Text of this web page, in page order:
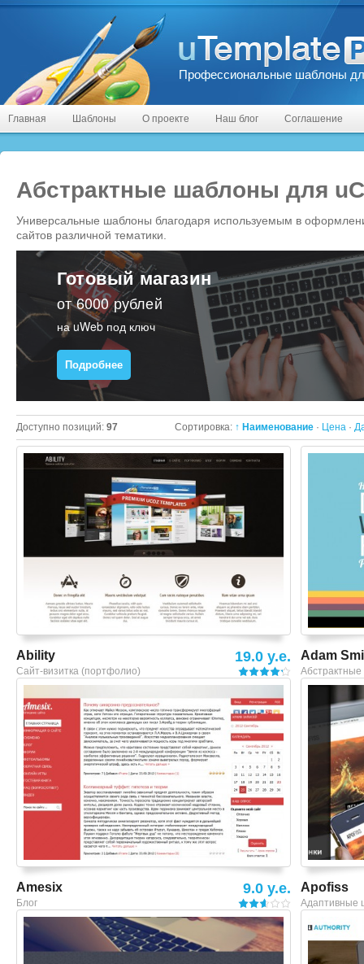
Профессиональные шаблоны
Главная Шаблоны О проекте Наш блог Соглашение
Абстрактные шаблоны для
Универсальные шаблоны благодаря используемым в
сайтов различной тематики.
Готовый магазин
от 6000 рублей
на uWeb под ключ
Подробнее
Доступно позиций: 97 Сортировка: ↑ Наименование · Цена ·
Смотреть шаблон
Ability
Сайт-визитка (портфолио)
19.0 y.e. Adam
Абстрактные
Amesix
Блог
9.0 y.e. Apofiss
Адаптивные
Смотреть шаблон